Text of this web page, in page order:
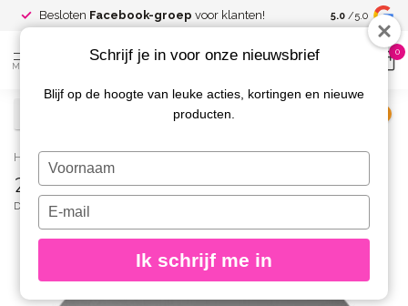
Besloten Facebook-groep voor klanten! Spaar voor
kortingen
5.0 /5.0
MENU
0
Home / 295 Gellak Smoke 10 ml.
295 Gellak Smoke 10 ml.
DIVA
Schrijf je in voor onze nieuwsbrief
Blijf op de hoogte van leuke acties, kortingen en nieuwe
producten.
Typ
je
naam
Typ
je
e-
in
Ik schrijf me in